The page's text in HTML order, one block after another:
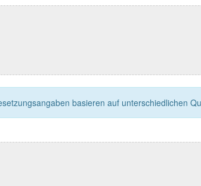
basieren auf unterschiedlichen